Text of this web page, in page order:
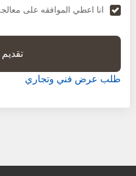
انا اعطي الموافقه على
طلب عرض فني وتجاري